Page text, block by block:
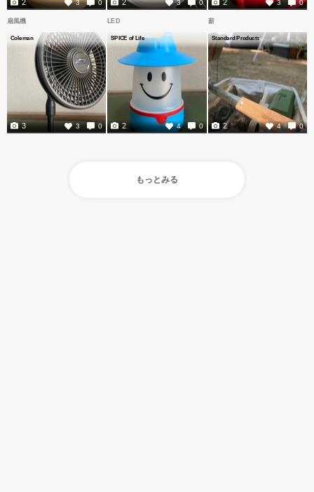
3 0
2 3 0
2 3 0
2
扇風機
Coleman
3 0
3
LED
SPICE of Life
4 0
2
薪
Standard Products
4 0
2
もっとみる